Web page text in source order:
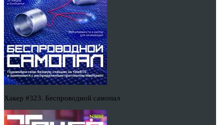
Хакер #323. Беспроводной самопал